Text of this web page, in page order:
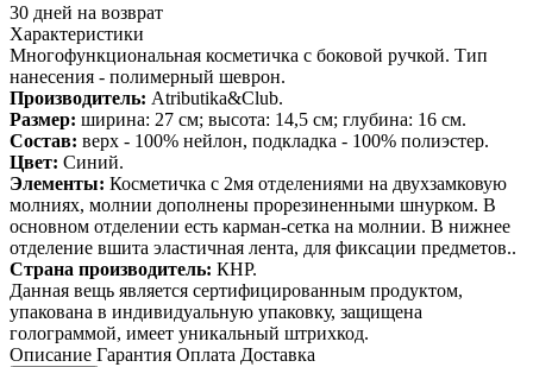
30 дней на возврат
Характеристики
Многофункциональная косметичка с боковой ручкой. Тип
нанесения - полимерный шеврон.
Производитель: Atributika&Club.
Размер: ширина: 27 см; высота: 14,5 см; глубина: 16 см.
Состав: верх - 100% нейлон, подкладка - 100% полиэстер.
Цвет: Синий.
Элементы: Косметичка с 2мя отделениями на двухзамковую
молниях, молнии дополнены прорезиненными шнурком. В
основном отделении есть карман-сетка на молнии. В нижнее
отделение вшита эластичная лента, для фиксации предметов..
Страна производитель: КНР.
Данная вещь является сертифицированным продуктом,
упакована в индивидуальную упаковку, защищена
голограммой, имеет уникальный штрихкод.
Описание Гарантия Оплата Доставка